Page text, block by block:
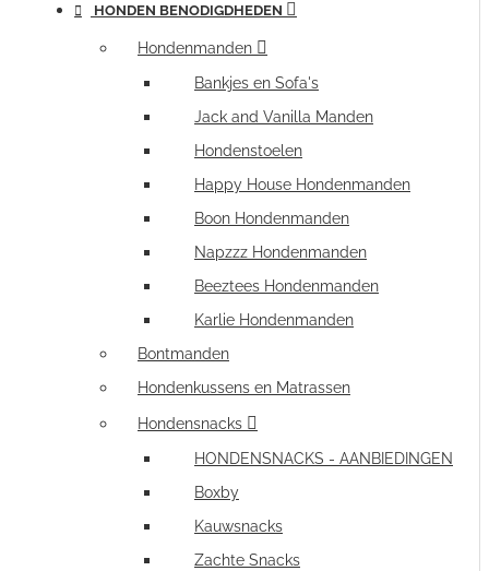
HONDEN BENODIGDHEDEN
Hondenmanden
Bankjes en Sofa's
Jack and Vanilla Manden
Hondenstoelen
Happy House Hondenmanden
Boon Hondenmanden
Napzzz Hondenmanden
Beeztees Hondenmanden
Karlie Hondenmanden
Bontmanden
Hondenkussens en Matrassen
Hondensnacks
HONDENSNACKS - AANBIEDINGEN
Boxby
Kauwsnacks
Zachte Snacks